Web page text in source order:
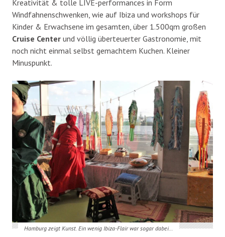
Kreativität & tolle LIVE-performances in Form
Windfahnenschwenken, wie auf Ibiza und workshops für
Kinder & Erwachsene im gesamten, über 1.500qm großen
Cruise Center und völlig überteuerter Gastronomie, mit
noch nicht einmal selbst gemachtem Kuchen. Kleiner
Minuspunkt.
Hamburg zeigt Kunst. Ein wenig Ibiza-Flair war sogar dabei…